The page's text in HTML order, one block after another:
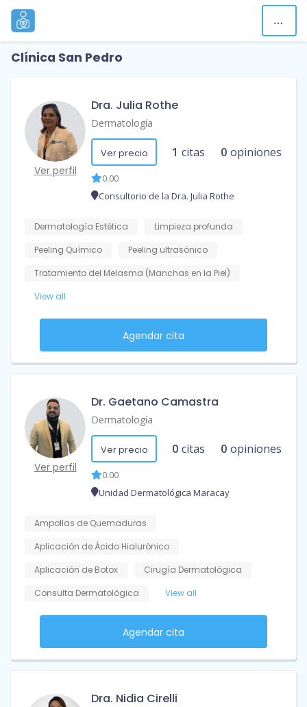
Clínica San Pedro
Ver perfil
Dra. Julia Rothe
Dermatología
Ver precio 1 citas 0 opiniones
0.00
Consultorio de la Dra. Julia Rothe
Dermatología Estética
Limpieza profunda
Peeling Químico
Peeling ultrasónico
Tratamiento del Melasma (Manchas en la Piel)
View all
Agendar cita
Ver perfil
Dr. Gaetano Camastra
Dermatología
Ver precio 0 citas 0 opiniones
0.00
Unidad Dermatológica Maracay
Ampollas de Quemaduras
Aplicación de Ácido Hialurónico
Aplicación de Botox
Cirugía Dermatológica
Consulta Dermatológica
View all
Agendar cita
Dra. Nidia Cirelli